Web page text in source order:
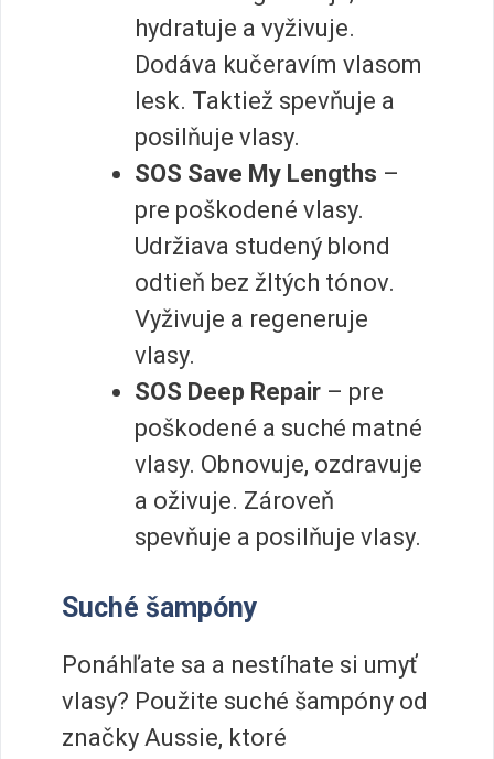
hydratuje a vyživuje.
Dodáva kučeravím vlasom
lesk. Taktiež spevňuje a
posilňuje vlasy.
SOS Save My Lengths –
pre poškodené vlasy.
Udržiava studený blond
odtieň bez žltých tónov.
Vyživuje a regeneruje
vlasy.
SOS Deep Repair – pre
poškodené a suché matné
vlasy. Obnovuje, ozdravuje
a oživuje. Zároveň
spevňuje a posilňuje vlasy.
Suché šampóny
Ponáhľate sa a nestíhate si umyť
vlasy? Použite suché šampóny od
značky Aussie, ktoré